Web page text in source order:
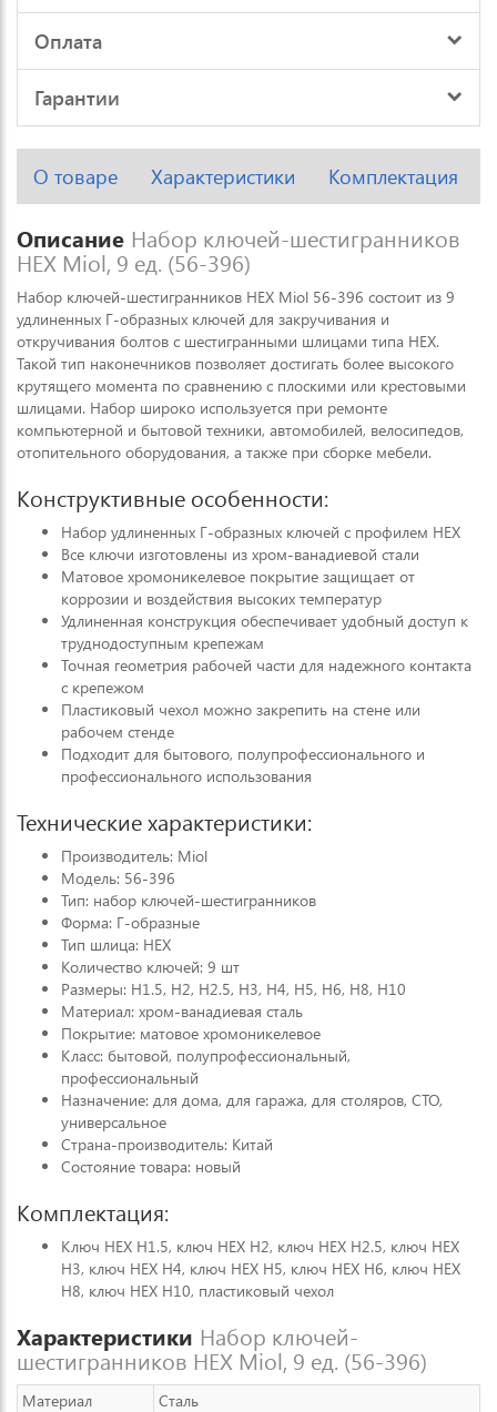
Оплата
Гарантии
О товаре Характеристики Комплектация
Описание Набор ключей-шестигранников
HEX Miol, 9 ед. (56-396)
Набор ключей-шестигранников HEX Miol 56-396 состоит из 9
удлиненных Г-образных ключей для закручивания и
откручивания болтов с шестигранными шлицами типа HEX.
Такой тип наконечников позволяет достигать более высокого
крутящего момента по сравнению с плоскими или крестовыми
шлицами. Набор широко используется при ремонте
компьютерной и бытовой техники, автомобилей, велосипедов,
отопительного оборудования, а также при сборке мебели.
Конструктивные особенности:
Набор удлиненных Г-образных ключей с профилем HEX
Все ключи изготовлены из хром-ванадиевой стали
Матовое хромоникелевое покрытие защищает от
коррозии и воздействия высоких температур
Удлиненная конструкция обеспечивает удобный доступ к
труднодоступным крепежам
Точная геометрия рабочей части для надежного контакта
с крепежом
Пластиковый чехол можно закрепить на стене или
рабочем стенде
Подходит для бытового, полупрофессионального и
профессионального использования
Технические характеристики:
Производитель: Miol
Модель: 56-396
Тип: набор ключей-шестигранников
Форма: Г-образные
Тип шлица: HEX
Количество ключей: 9 шт
Размеры: H1.5, H2, H2.5, H3, H4, H5, H6, H8, H10
Материал: хром-ванадиевая сталь
Покрытие: матовое хромоникелевое
Класс: бытовой, полупрофессиональный,
профессиональный
Назначение: для дома, для гаража, для столяров, СТО,
универсальное
Страна-производитель: Китай
Состояние товара: новый
Комплектация:
Ключ HEX H1.5, ключ HEX H2, ключ HEX H2.5, ключ HEX
H3, ключ HEX H4, ключ HEX H5, ключ HEX H6, ключ HEX
H8, ключ HEX H10, пластиковый чехол
Характеристики Набор ключей-
шестигранников HEX Miol, 9 ед. (56-396)
Материал
Сталь